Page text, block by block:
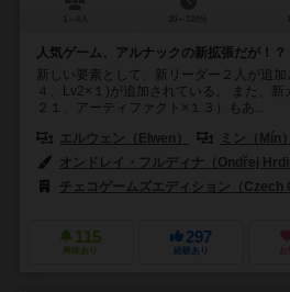
人気ゲーム、アルナックの新拡張だが！？
新しい要素として、新リーダー２人が追
４、Lv2×１)が追加されている。 また、
２１、アーティファクト×１３）もあ...
エルウェン（Elwen）
ミン（Mín）
オンドレイ・フルディナ（Ondřej
チェコゲームズエディション（Czech
115
興味あり
297
経験あり